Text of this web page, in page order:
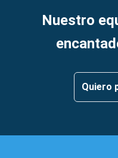
Nuestro
Quiero